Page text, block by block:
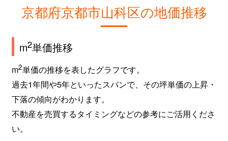
京都府京都市山科区の地価推移
m2単価推移
m2単価の推移を表したグラフです。
過去1年間や5年といったスパンで、その坪単価の上昇・
下落の傾向がわかります。
不動産を売買するタイミングなどの参考にご活用くださ
い。